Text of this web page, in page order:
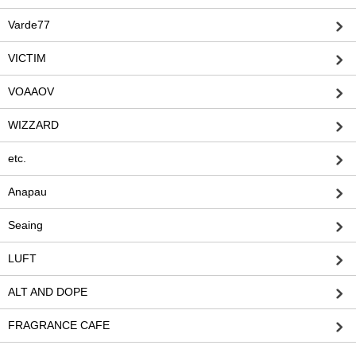
Varde77
VICTIM
VOAAOV
WIZZARD
etc.
Anapau
Seaing
LUFT
ALT AND DOPE
FRAGRANCE CAFE